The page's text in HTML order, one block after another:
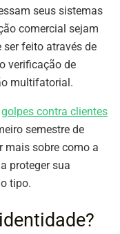
seus sistemas
comercial sejam
ser feito através de
verificação de
multifatorial.
golpes contra clientes
semestre de
mais sobre como a
proteger sua
tipo.